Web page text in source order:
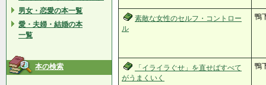
男女・恋愛の本一覧
愛・夫婦・結婚の本
一覧
本の検索
素敵な女性のセルフ・コントロー
ル
鴨
「イライラぐせ」を直せばすべて
がうまくいく
鴨